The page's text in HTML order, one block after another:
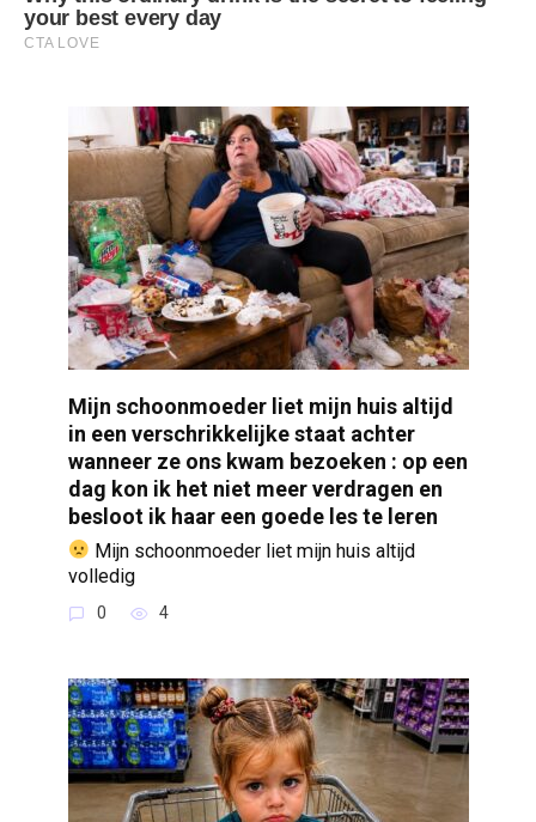
Mijn schoonmoeder liet mijn huis altijd
in een verschrikkelijke staat achter
wanneer ze ons kwam bezoeken : op een
dag kon ik het niet meer verdragen en
besloot ik haar een goede les te leren
Mijn schoonmoeder liet mijn huis altijd
volledig
0 4